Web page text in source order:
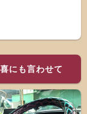
にも言わせて